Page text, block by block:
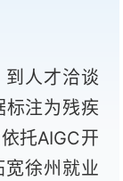
人才洽谈
标注为残疾
托AIGC开
徐州就业